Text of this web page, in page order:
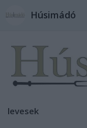
Húsimádó
levesek